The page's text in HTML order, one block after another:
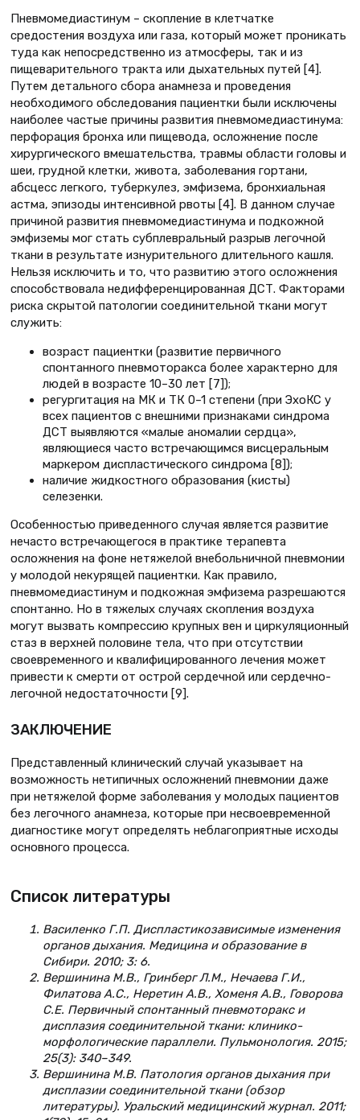
Пневмомедиастинум – скопление в клетчатке
средостения воздуха или газа, который может проникать
туда как непосредственно из атмосферы, так и из
пищеварительного тракта или дыхательных путей [4].
Путем детального сбора анамнеза и проведения
необходимого обследования пациентки были исключены
наиболее частые причины развития пневмомедиастинума:
перфорация бронха или пищевода, осложнение после
хирургического вмешательства, травмы области головы и
шеи, грудной клетки, живота, заболевания гортани,
абсцесс легкого, туберкулез, эмфизема, бронхиальная
астма, эпизоды интенсивной рвоты [4]. В данном случае
причиной развития пневмомедиастинума и подкожной
эмфиземы мог стать субплевральный разрыв легочной
ткани в результате изнурительного длительного кашля.
Нельзя исключить и то, что развитию этого осложнения
способствовала недифференцированная ДСТ. Факторами
риска скрытой патологии соединительной ткани могут
служить:
возраст пациентки (развитие первичного
спонтанного пневмоторакса более характерно для
людей в возрасте 10–30 лет [7]);
регургитация на МК и ТК 0–1 степени (при ЭхоКС у
всех пациентов с внешними признаками синдрома
ДСТ выявляются «малые аномалии сердца»,
являющиеся часто встречающимся висцеральным
маркером диспластического синдрома [8]);
наличие жидкостного образования (кисты)
селезенки.
Особенностью приведенного случая является развитие
нечасто встречающегося в практике терапевта
осложнения на фоне нетяжелой внебольничной пневмонии
у молодой некурящей пациентки. Как правило,
пневмомедиастинум и подкожная эмфизема разрешаются
спонтанно. Но в тяжелых случаях скопления воздуха
могут вызвать компрессию крупных вен и циркуляционный
стаз в верхней половине тела, что при отсутствии
своевременного и квалифицированного лечения может
привести к смерти от острой сердечной или сердечно-
легочной недостаточности [9].
ЗАКЛЮЧЕНИЕ
Представленный клинический случай указывает на
возможность нетипичных осложнений пневмонии даже
при нетяжелой форме заболевания у молодых пациентов
без легочного анамнеза, которые при несвоевременной
диагностике могут определять неблагоприятные исходы
основного процесса.
Список литературы
Василенко Г.П. Диспластикозависимые изменения
органов дыхания. Медицина и образование в
Сибири. 2010; 3: 6.
Вершинина М.В., Гринберг Л.М., Нечаева Г.И.,
Филатова А.С., Неретин А.В., Хоменя А.В., Говорова
С.Е. Первичный спонтанный пневмоторакс и
дисплазия соединительной ткани: клинико-
морфологические параллели. Пульмонология. 2015;
25(3): 340–349.
Вершинина М.В. Патология органов дыхания при
дисплазии соединительной ткани (обзор
литературы). Уральский медицинский журнал. 2011;